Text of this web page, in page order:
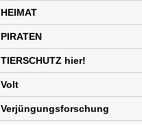
HEIMAT
PIRATEN
TIERSCHUTZ hier!
Volt
Verjüngungsforschung